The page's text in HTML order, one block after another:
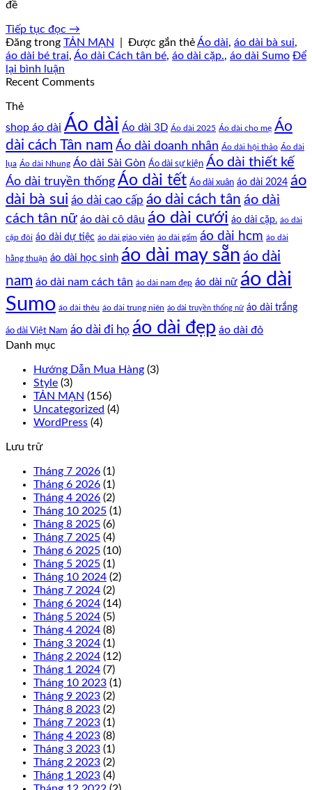
đề
Tiếp tục đọc →
Đăng trong TẢN MẠN Được gắn thẻÁo dài, áo dài bà sui,
áo dài bé trai, Áo dài Cách tân bé, áo dài cặp., áo dài Sumo Để
lại bình luận
Recent Comments
Thẻ
shop áo dài Áo dài Áo dài 3D Áo dài 2025 Áo dài cho mẹ Áo
dài cách Tân nam Áo dài doanh nhân Áo dài hội thảo Áo dài
lụa Áo dài Nhung Áo dài Sài Gòn Áo dài sự kiện Áo dài thiết kế
Áo dài truyền thống Áo dài tết Áo dài xuân áo dài 2024 áo
dài bà sui áo dài cao cấp áo dài cách tân áo dài
cách tân nữ áo dài cô dâu áo dài cưới áo dài cặp. áo dài
cặp đôi áo dài dự tiệc áo dài giáo viên áo dài gấm áo dài hcm áo dài
hằng thuận áo dài học sinh áo dài may sẵn áo dài
nam áo dài nam cách tân áo dài nam đẹp áo dài nữ áo dài
Sumo áo dài thêu áo dài trung niên áo dài truyền thống nữ áo dài trắng
áo dài Việt Nam áo dài đi họ áo dài đẹp áo dài đỏ
Danh mục
Hướng Dẫn Mua Hàng (3)
Style (3)
TẢN MẠN (156)
Uncategorized (4)
WordPress (4)
Lưu trữ
Tháng 7 2026 (1)
Tháng 6 2026 (1)
Tháng 4 2026 (2)
Tháng 10 2025 (1)
Tháng 8 2025 (6)
Tháng 7 2025 (4)
Tháng 6 2025 (10)
Tháng 5 2025 (1)
Tháng 10 2024 (2)
Tháng 7 2024 (2)
Tháng 6 2024 (14)
Tháng 5 2024 (5)
Tháng 4 2024 (8)
Tháng 3 2024 (1)
Tháng 2 2024 (12)
Tháng 1 2024 (7)
Tháng 10 2023 (1)
Tháng 9 2023 (2)
Tháng 8 2023 (2)
Tháng 7 2023 (1)
Tháng 4 2023 (8)
Tháng 3 2023 (1)
Tháng 2 2023 (2)
Tháng 1 2023 (4)